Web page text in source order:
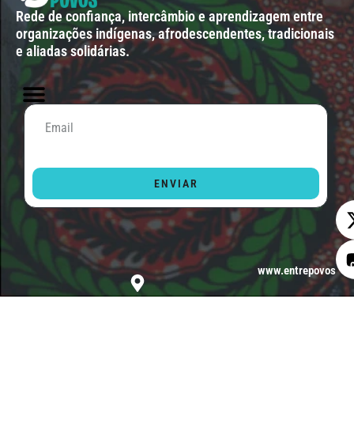
Rede de confiança, intercâmbio e aprendizagem entre
organizações indígenas, afrodescendentes, tradicionais
e aliadas solidárias.
ENVIAR
www.entrepovos